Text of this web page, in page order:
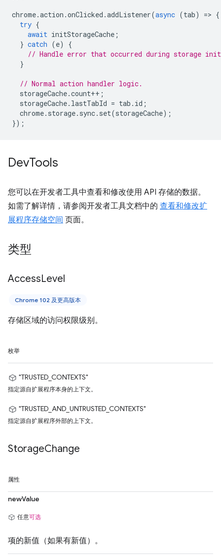
chrome.action .onClicked .addListener(async (tab) => {
try {
await initStorageCache ;
} catch (e)
{
// Handle error that occurred during storage
}
// Normal action handler logic.
storageCache.count++ ;
storageCache. lastTabId = tab . id ;
chrome. storage. sync. set(storageCache);
});
DevTools
您可以在开发者工具中查看和修改使用 API 存储的数据。
如需了解详情，请参阅开发者工具文档中的 查看和修改扩
展程序存储空间 页面。
类型
AccessLevel
Chrome 102 及更高版本
存储区域的访问权限级别。
枚举
"TRUSTED_CONTEXTS"
指定源自扩展程序本身的上下文。
"TRUSTED_AND_UNTRUSTED_CONTEXTS"
指定源自扩展程序外部的上下文。
StorageChange
属性
newValue
任意可选
项的新值（如果有新值）。